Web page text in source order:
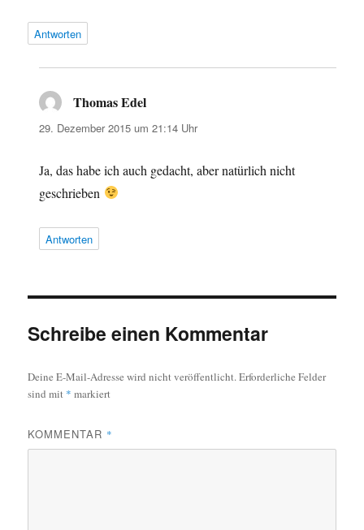
Antworten
Thomas Edel
29. Dezember 2015 um 21:14 Uhr
Ja, das habe ich auch gedacht, aber natürlich nicht
geschrieben
Antworten
Schreibe einen Kommentar
Deine E-Mail-Adresse wird nicht veröffentlicht.Erforderliche Felder
sind mit * markiert
KOMMENTAR *